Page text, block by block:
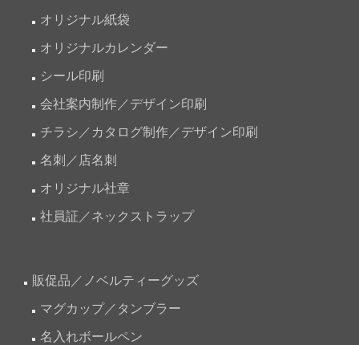
オリジナル紙袋
オリジナルカレンダー
シール印刷
会社案内制作／デザイン印刷
チラシ／カタログ制作／デザイン印刷
名刺／店名刺
オリジナル社章
社員証／ネックストラップ
販促品／ノベルティーグッズ
マグカップ／タンブラー
名入れボールペン